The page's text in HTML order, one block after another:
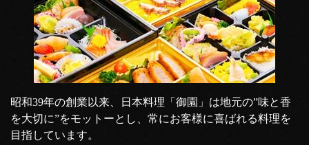
昭和39年の創業以来、日本料理「御園」は地元の”味と香
を大切に”をモットーとし、常にお客様に喜ばれる料理を
目指しています。